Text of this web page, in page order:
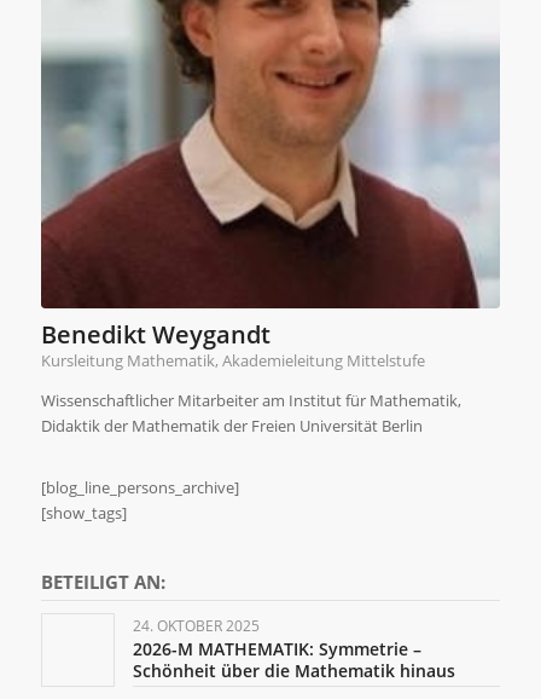
Benedikt Weygandt
Kursleitung Mathematik, Akademieleitung Mittelstufe
Wissenschaftlicher Mitarbeiter am Institut für Mathematik,
Didaktik der Mathematik der Freien Universität Berlin
[blog_line_persons_archive]
[show_tags]
BETEILIGT AN:
24. OKTOBER 2025
2026-M MATHEMATIK: Symmetrie –
Schönheit über die Mathematik hinaus